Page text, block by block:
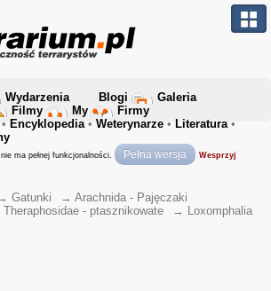
Wydarzenia Blogi
Galeria
Filmy My
Firmy
• Encyklopedia• Weterynarze • Literatura•
ma pełnej funkcjonalności. Pełna wersja Wesprzyj
Gatunki → Arachnida - Pajęczaki
Theraphosidae - ptasznikowate → Loxomphalia